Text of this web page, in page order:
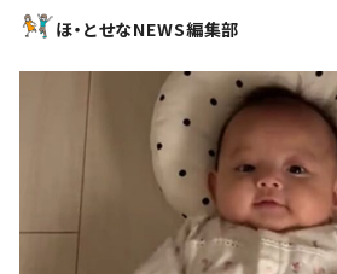
ほ・とせなNEWS編集部